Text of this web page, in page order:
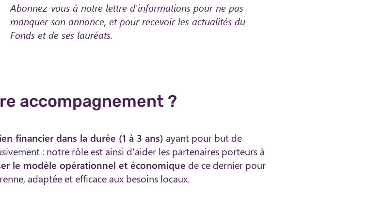
Abonnez-vous à notre lettre d'informations pour ne pas
manquer son annonce, et pour recevoir les actualités du
Fonds et de ses lauréats.​
accompagnement ?
financier dans la durée (1 à 3 ans) ayant pour but de
: notre rôle est ainsi d'aider les partenaires porteurs à
le modèle opérationnel et économique de ce dernier pour
adaptée et efficace aux besoins locaux.